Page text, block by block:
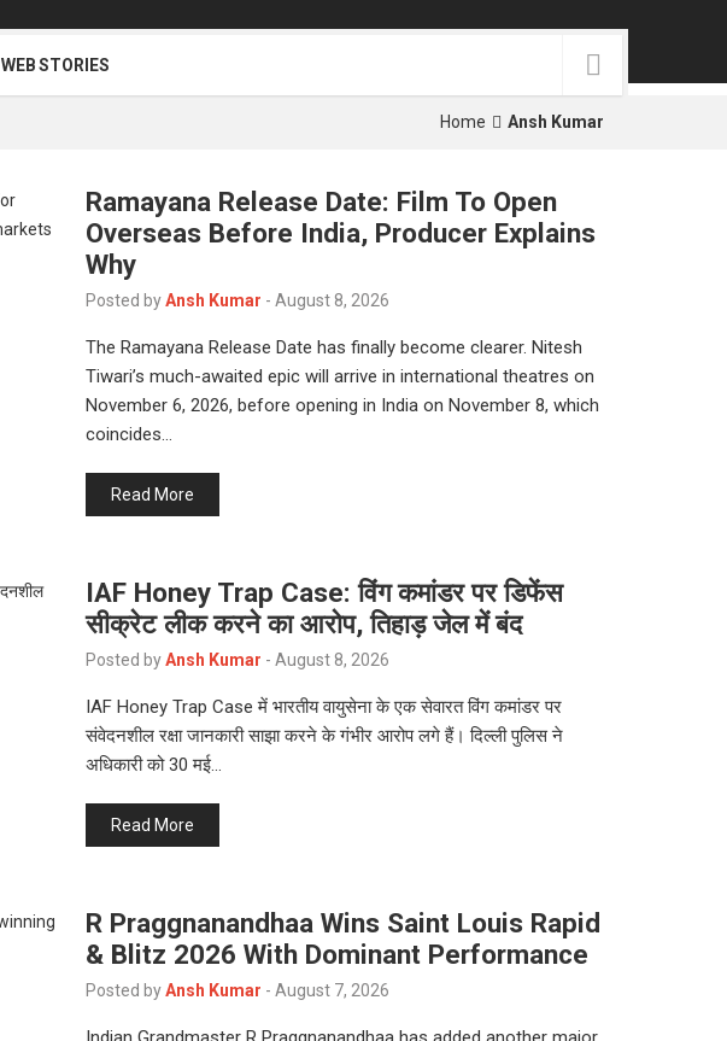
WEB STORIES
Home Ansh Kumar
Ramayana Release Date: Film To Open
Overseas Before India, Producer Explains
Why
Posted byAnsh Kumar - August 8, 2026
The Ramayana Release Date has finally become clearer. Nitesh
Tiwari’s much-awaited epic will arrive in international theatres on
November 6, 2026, before opening in India on November 8, which
coincides…
Read More
IAF Honey Trap Case: विंग कमांडर पर डिफेंस
सीक्रेट लीक करने का आरोप, तिहाड़ जेल में बंद
Posted byAnsh Kumar - August 8, 2026
IAF Honey Trap Case में भारतीय वायुसेना के एक सेवारत विंग कमांडर पर
संवेदनशील रक्षा जानकारी साझा करने के गंभीर आरोप लगे हैं। दिल्ली पुलिस ने
अधिकारी को 30 मई…
Read More
R Praggnanandhaa Wins Saint Louis Rapid
& Blitz 2026 With Dominant Performance
Posted byAnsh Kumar - August 7, 2026